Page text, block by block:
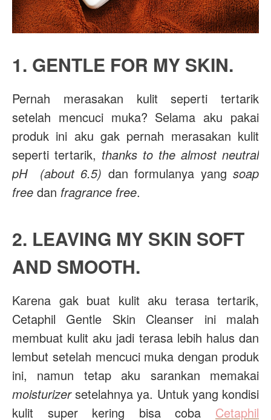
1. GENTLE FOR MY SKIN.
Pernah merasakan kulit seperti tertarik
setelah mencuci muka? Selama aku pakai
produk ini aku gak pernah merasakan kulit
seperti tertarik, thanks to the almost neutral
pH (about 6.5) dan formulanya yang soap
free dan fragrance free.
2. LEAVING MY SKIN SOFT
AND SMOOTH.
Karena gak buat kulit aku terasa tertarik,
Cetaphil Gentle Skin Cleanser ini malah
membuat kulit aku jadi terasa lebih halus dan
lembut setelah mencuci muka dengan produk
ini, namun tetap aku sarankan memakai
moisturizersetelahnya ya. Untuk yang kondisi
kulit super kering bisa coba
Cetaphil